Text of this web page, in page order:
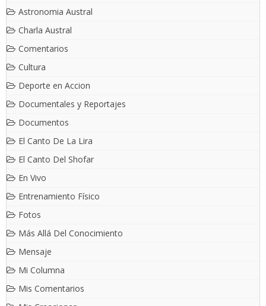
Astronomia Austral
Charla Austral
Comentarios
Cultura
Deporte en Accion
Documentales y Reportajes
Documentos
El Canto De La Lira
El Canto Del Shofar
En Vivo
Entrenamiento Físico
Fotos
Más Allá Del Conocimiento
Mensaje
Mi Columna
Mis Comentarios